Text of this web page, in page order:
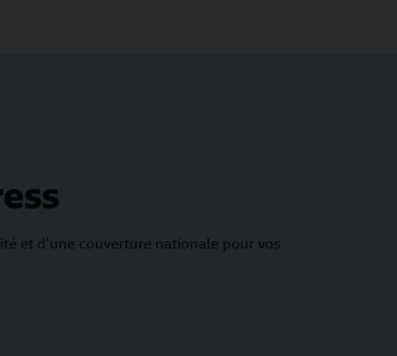
et d'une couverture nationale pour vos